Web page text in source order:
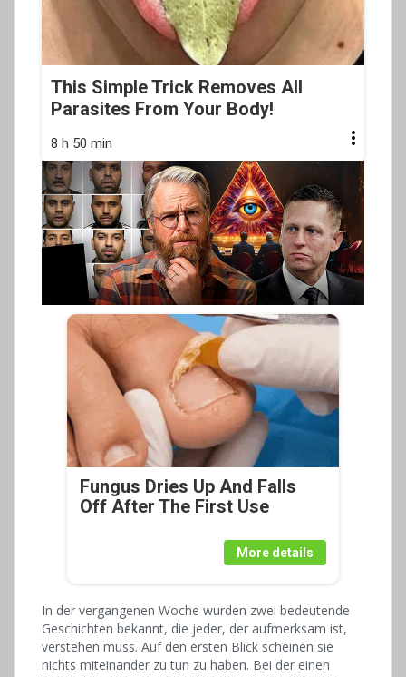
This Simple Trick Removes All
Parasites From Your Body!
8 h 50 min
Fungus Dries Up And Falls
Off After The First Use
More details
In der vergangenen Woche wurden zwei bedeutende
Geschichten bekannt, die jeder, der aufmerksam ist,
verstehen muss. Auf den ersten Blick scheinen sie
nichts miteinander zu tun zu haben. Bei der einen